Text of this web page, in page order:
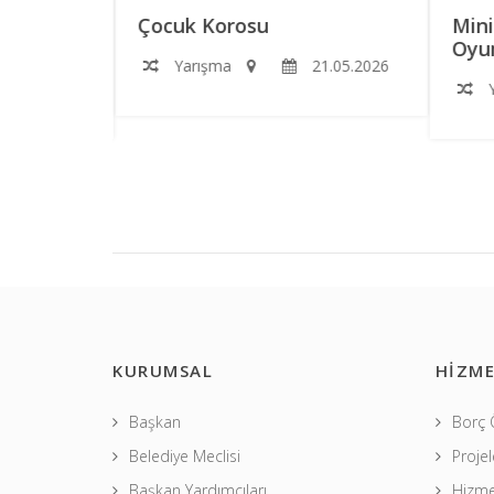
Çocuk Korosu
Yarışma 21.05.2026
KURUMSAL
Başkan
Belediye Meclisi
Borç